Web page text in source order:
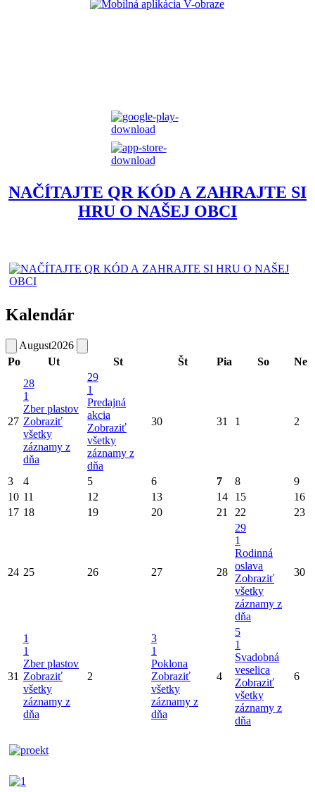
NAČÍTAJTE QR KÓD A ZAHRAJTE SI
HRU O NAŠEJ OBCI
Kalendár
August2026
Po
Ut St Št Pia So Ne
27
28
1
Zber plastov
Zobraziť
všetky
záznamy z
dňa
29
1
Predajná
akcia
Zobraziť
všetky
záznamy z
dňa
30 31 1 2
3 4 5 6 7 8
9
10 11 12 13 14 15
16
17 18 19 20 21 22 23
24 25 26 27 28
29
1
Rodinná
oslava
Zobraziť
všetky
záznamy z
dňa
30
31
1
1
Zber plastov
Zobraziť
všetky
záznamy z
dňa
2
3
1
Poklona
Zobraziť
všetky
záznamy z
dňa
4
5
1
Svadobná
veselica
Zobraziť
všetky
záznamy z
dňa
6